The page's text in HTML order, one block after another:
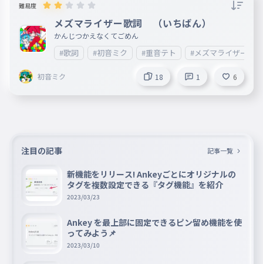
難易度
メズマライザー歌詞 （いちばん）
かんじつかえなくてごめん
#歌詞 #初音ミク #重音テト #メズマライザー
初音ミク 18 1 6
注目の記事 記事一覧
新機能をリリース! Ankeyごとにオリジナルの
タグを複数設定できる『タグ機能』を紹介
2023/03/23
Ankey を最上部に固定できるピン留め機能を使
ってみよう📌
2023/03/10